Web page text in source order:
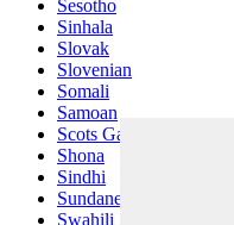
Sesotho
Sinhala
Slovak
Slovenian
Somali
Samoan
Scots Gaelic
Shona
Sindhi
Sundanese
Swahili